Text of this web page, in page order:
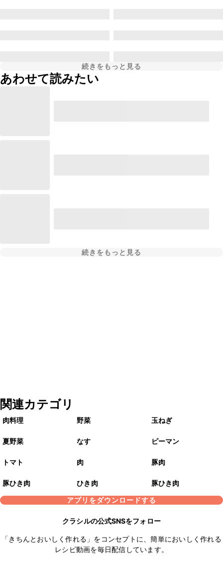
続きをもっと見る
あわせて読みたい
続きをもっと見る
関連カテゴリ
肉料理 野菜 玉ねぎ
夏野菜 なす ピーマン
トマト 肉 豚肉
豚ひき肉 ひき肉
豚ひき肉
アプリをダウンロードする
クラシルの公式SNSをフォロー
「きちんとおいしく作れる」をコンセプトに、簡単においしく作れる
レシピ動画を毎日配信しています。